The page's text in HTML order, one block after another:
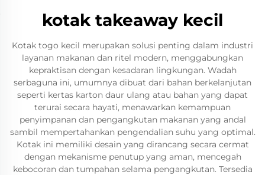
kotak takeaway kecil
Kotak togo kecil merupakan solusi penting dalam industri
layanan makanan dan ritel modern, menggabungkan
kepraktisan dengan kesadaran lingkungan. Wadah
serbaguna ini, umumnya dibuat dari bahan berkelanjutan
seperti kertas karton daur ulang atau bahan yang dapat
terurai secara hayati, menawarkan kemampuan
penyimpanan dan pengangkutan makanan yang andal
sambil mempertahankan pengendalian suhu yang optimal.
Kotak ini memiliki desain yang dirancang secara cermat
dengan mekanisme penutup yang aman, mencegah
kebocoran dan tumpahan selama pengangkutan. Tersedia